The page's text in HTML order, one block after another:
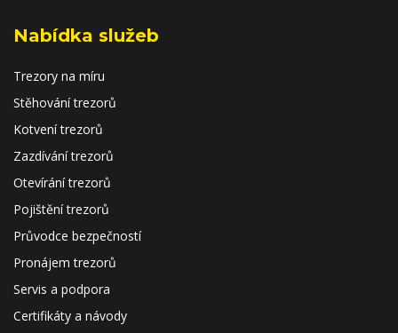
Nabídka služeb
Trezory na míru
Stěhování trezorů
Kotvení trezorů
Zazdívání trezorů
Otevírání trezorů
Pojištění trezorů
Průvodce bezpečností
Pronájem trezorů
Servis a podpora
Certifikáty a návody